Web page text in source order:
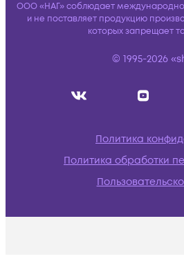
ООО «НАГ» соблюдает
и не поставляет продукцию
которых запрещает
© 1995-2026
Политика
Политика обработки